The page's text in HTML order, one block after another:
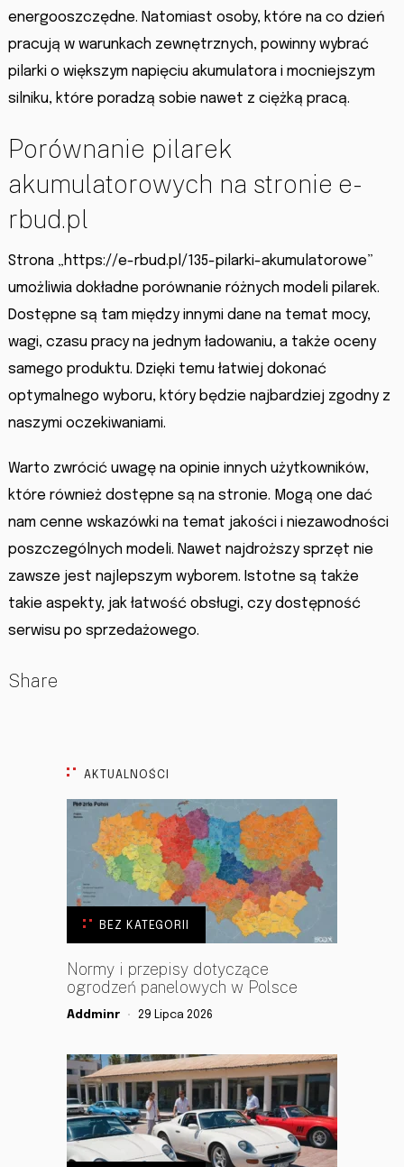
energooszczędne. Natomiast osoby, które na co dzień
pracują w warunkach zewnętrznych, powinny wybrać
pilarki o większym napięciu akumulatora i mocniejszym
silniku, które poradzą sobie nawet z ciężką pracą.
Porównanie pilarek
akumulatorowych na stronie e-
rbud.pl
Strona „https://e-rbud.pl/135-pilarki-akumulatorowe”
umożliwia dokładne porównanie różnych modeli pilarek.
Dostępne są tam między innymi dane na temat mocy,
wagi, czasu pracy na jednym ładowaniu, a także oceny
samego produktu. Dzięki temu łatwiej dokonać
optymalnego wyboru, który będzie najbardziej zgodny z
naszymi oczekiwaniami.
Warto zwrócić uwagę na opinie innych użytkowników,
które również dostępne są na stronie. Mogą one dać
nam cenne wskazówki na temat jakości i niezawodności
poszczególnych modeli. Nawet najdroższy sprzęt nie
zawsze jest najlepszym wyborem. Istotne są także
takie aspekty, jak łatwość obsługi, czy dostępność
serwisu po sprzedażowego.
Share
AKTUALNOŚCI
BEZ KATEGORII
Normy i przepisy dotyczące
ogrodzeń panelowych w Polsce
Addminr 29 Lipca 2026